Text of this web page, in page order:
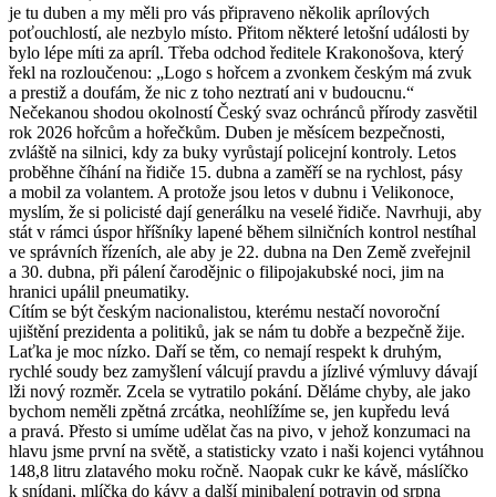
je tu duben a my měli pro vás připraveno několik aprílových
poťouchlostí, ale nezbylo místo. Přitom některé letošní události by
bylo lépe míti za apríl. Třeba odchod ředitele Krakonošova, který
řekl na rozloučenou: „Logo s hořcem a zvonkem českým má zvuk
a prestiž a doufám, že nic z toho neztratí ani v budoucnu.“
Nečekanou shodou okolností Český svaz ochránců přírody zasvětil
rok 2026 hořcům a hořečkům. Duben je měsícem bezpečnosti,
zvláště na silnici, kdy za buky vyrůstají policejní kontroly. Letos
proběhne číhání na řidiče 15. dubna a zaměří se na rychlost, pásy
a mobil za volantem. A protože jsou letos v dubnu i Velikonoce,
myslím, že si policisté dají generálku na veselé řidiče. Navrhuji, aby
stát v rámci úspor hříšníky lapené během silničních kontrol nestíhal
ve správních řízeních, ale aby je 22. dubna na Den Země zveřejnil
a 30. dubna, při pálení čarodějnic o filipojakubské noci, jim na
hranici upálil pneumatiky.
Cítím se být českým nacionalistou, kterému nestačí novoroční
ujištění prezidenta a politiků, jak se nám tu dobře a bezpečně žije.
Laťka je moc nízko. Daří se těm, co nemají respekt k druhým,
rychlé soudy bez zamyšlení válcují pravdu a jízlivé výmluvy dávají
lži nový rozměr. Zcela se vytratilo pokání. Děláme chyby, ale jako
bychom neměli zpětná zrcátka, neohlížíme se, jen kupředu levá
a pravá. Přesto si umíme udělat čas na pivo, v jehož konzumaci na
hlavu jsme první na světě, a statisticky vzato i naši kojenci vytáhnou
148,8 litru zlatavého moku ročně. Naopak cukr ke kávě, máslíčko
k snídani, mlíčka do kávy a další minibalení potravin od srpna